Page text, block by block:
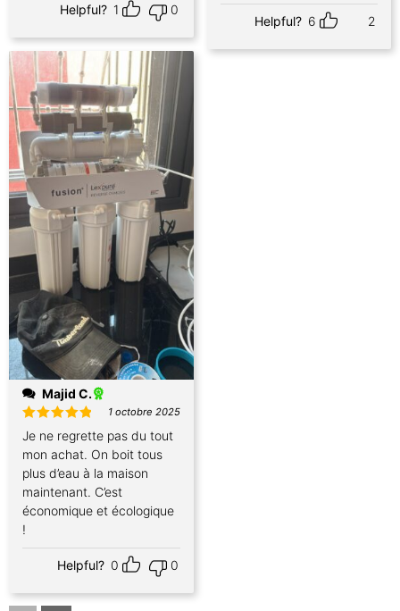
Helpful? 1 0
Majid C.
Note
sur 5
1 octobre 2025
Je ne regrette pas du tout
mon achat. On boit tous
plus d’eau à la maison
maintenant. C’est
économique et écologique
!
Helpful? 0 0
Helpful? 6 2